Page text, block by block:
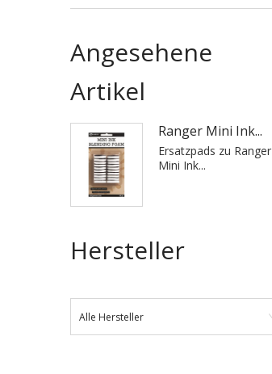
Angesehene
Artikel
Ranger Mini Ink...
Ersatzpads zu Ranger
Mini Ink...
Hersteller
Alle Hersteller